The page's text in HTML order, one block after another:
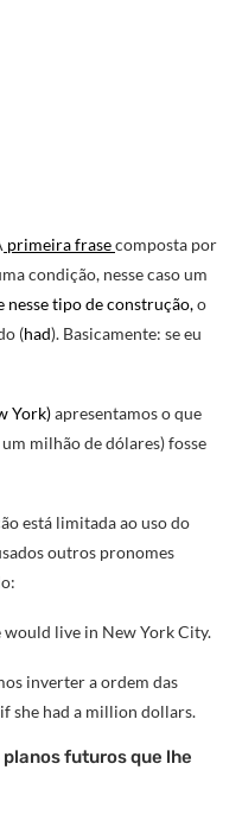
primeira frasecomposta por
condição, nesse caso um
tipo de construção,o
(had). Basicamente: se eu
York)apresentamos o que
milhão de dólares) fosse
está limitada ao uso do
outros pronomes
live in New York City.
inverter a ordem das
she had a million dollars.
futuros que lhe